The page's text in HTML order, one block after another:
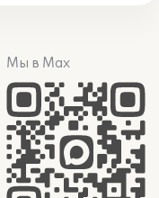
Мы в Max